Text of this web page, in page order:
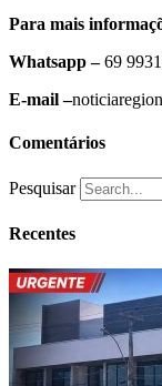
Para mais
Whatsapp –69
E-mail –
Comentários
Pesquisar
Recentes